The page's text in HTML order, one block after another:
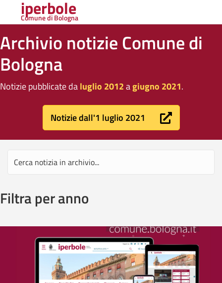
iperbole
Comune di Bologna
Archivio notizie Comune di
Bologna
Notizie pubblicate daluglio 2012agiugno 2021.
Notizie dall'1 luglio 2021
Filtra per anno